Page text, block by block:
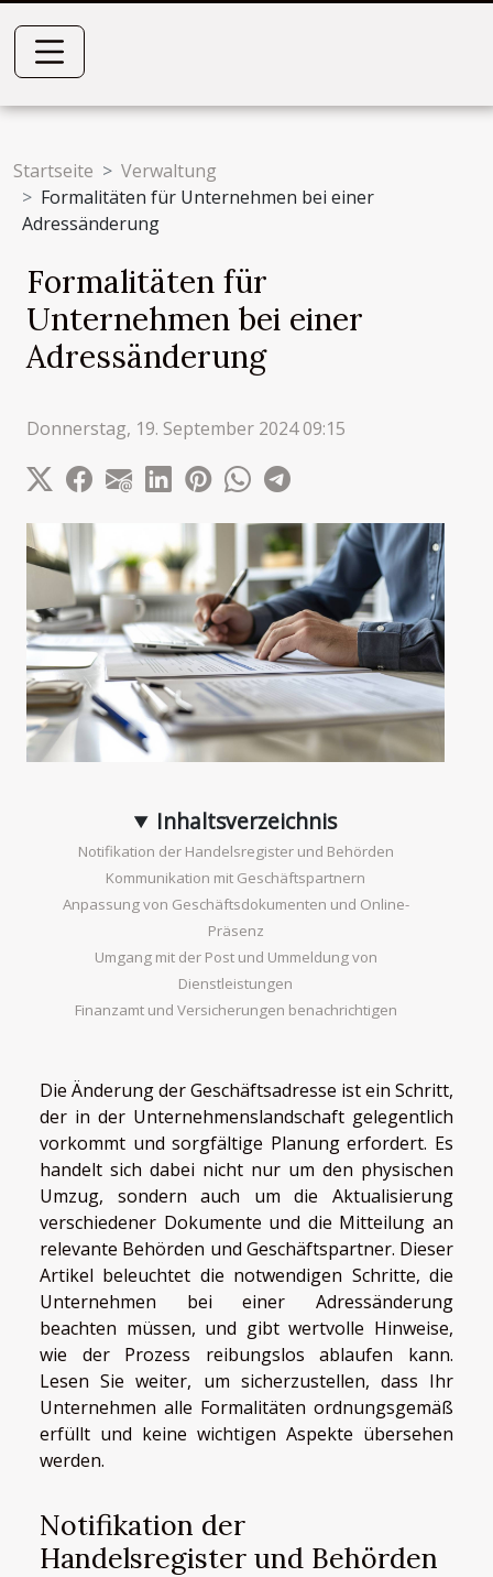
Startseite
Verwaltung
Formalitäten für Unternehmen bei einer
Adressänderung
Formalitäten für
Unternehmen bei einer
Adressänderung
Donnerstag, 19. September 2024 09:15
Inhaltsverzeichnis
Notifikation der Handelsregister und Behörden
Kommunikation mit Geschäftspartnern
Anpassung von Geschäftsdokumenten und Online-
Präsenz
Umgang mit der Post und Ummeldung von
Dienstleistungen
Finanzamt und Versicherungen benachrichtigen
Die Änderung der Geschäftsadresse ist ein Schritt,
der in der Unternehmenslandschaft gelegentlich
vorkommt und sorgfältige Planung erfordert. Es
handelt sich dabei nicht nur um den physischen
Umzug, sondern auch um die Aktualisierung
verschiedener Dokumente und die Mitteilung an
relevante Behörden und Geschäftspartner. Dieser
Artikel beleuchtet die notwendigen Schritte, die
Unternehmen bei einer Adressänderung
beachten müssen, und gibt wertvolle Hinweise,
wie der Prozess reibungslos ablaufen kann.
Lesen Sie weiter, um sicherzustellen, dass Ihr
Unternehmen alle Formalitäten ordnungsgemäß
erfüllt und keine wichtigen Aspekte übersehen
werden.
Notifikation der
Handelsregister und Behörden